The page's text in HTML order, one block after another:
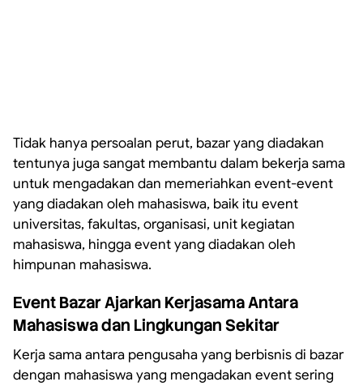
Tidak hanya persoalan perut, bazar yang diadakan
tentunya juga sangat membantu dalam bekerja sama
untuk mengadakan dan memeriahkan event-event
yang diadakan oleh mahasiswa, baik itu event
universitas, fakultas, organisasi, unit kegiatan
mahasiswa, hingga event yang diadakan oleh
himpunan mahasiswa.
Event Bazar Ajarkan Kerjasama Antara
Mahasiswa dan Lingkungan Sekitar
Kerja sama antara pengusaha yang berbisnis di bazar
dengan mahasiswa yang mengadakan event sering